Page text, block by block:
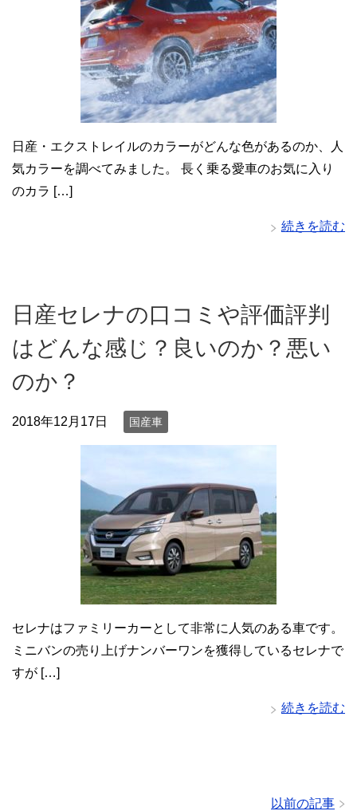
日産・エクストレイルのカラーがどんな色があるのか、人
気カラーを調べてみました。 長く乗る愛車のお気に入り
のカラ […]
続きを読む
日産セレナの口コミや評価評判
はどんな感じ？良いのか？悪い
のか？
2018年12月17日 国産車
セレナはファミリーカーとして非常に人気のある車です。
ミニバンの売り上げナンバーワンを獲得しているセレナで
すが […]
続きを読む
以前の記事